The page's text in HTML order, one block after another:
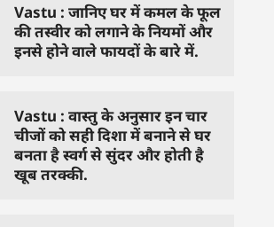
Vastu : जानिए घर में कमल के फूल
की तस्वीर को लगाने के नियमों और
इनसे होने वाले फायदों के बारे में.
Vastu : वास्तु के अनुसार इन चार
चीजों को सही दिशा में बनाने से घर
बनता है स्वर्ग से सुंदर और होती है
खूब तरक्की.